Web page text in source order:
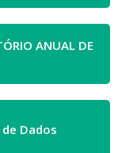
ANUAL DE
Dados